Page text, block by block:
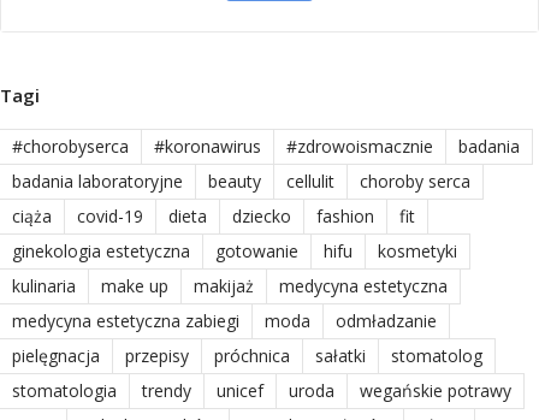
Tagi
#chorobyserca #koronawirus #zdrowoismacznie
badania
badania laboratoryjne
beauty cellulit
choroby serca
ciąża
covid-19 dieta dziecko fashion
fit
ginekologia estetyczna
gotowanie hifu
kosmetyki
kulinaria
make up makijaż
medycyna estetyczna
medycyna estetyczna zabiegi
moda
odmładzanie
pielęgnacja
przepisy próchnica sałatki
stomatolog
stomatologia
trendy unicef uroda
wegańskie potrawy